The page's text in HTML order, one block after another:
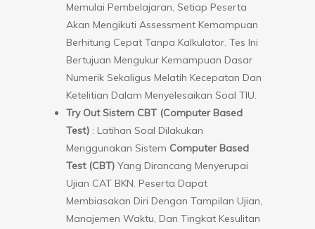
Memulai Pembelajaran, Setiap Peserta
Akan Mengikuti Assessment Kemampuan
Berhitung Cepat Tanpa Kalkulator. Tes Ini
Bertujuan Mengukur Kemampuan Dasar
Numerik Sekaligus Melatih Kecepatan Dan
Ketelitian Dalam Menyelesaikan Soal TIU.
Try Out Sistem CBT (Computer Based
Test) : Latihan Soal Dilakukan
Menggunakan Sistem Computer Based
Test (CBT) Yang Dirancang Menyerupai
Ujian CAT BKN. Peserta Dapat
Membiasakan Diri Dengan Tampilan Ujian,
Manajemen Waktu, Dan Tingkat Kesulitan